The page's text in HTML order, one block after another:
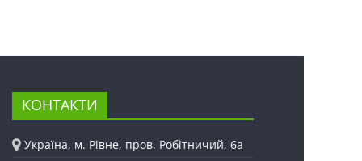
КОНТАКТИ
Україна, м. Рівне, пров. Робітничий, 6а